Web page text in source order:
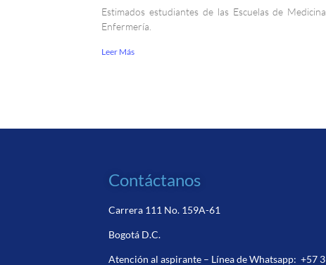
Estimados estudiantes de las Escuelas de
Enfermería.
Leer Más
Contáctanos
Carrera 111 No. 159A-61
Bogotá D.C.
Atención al aspirante – Línea de Whatsapp:+57